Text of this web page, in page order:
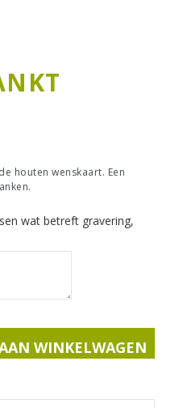
houten wenskaart. Een
wat betreft gravering,
WINKELWAGEN